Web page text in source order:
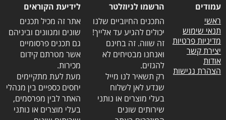
עמודים
ראשי
תנאי שימוש
מדיניות פרטיות
יצירת קשר
אודות
הצהרת נגישות
הרשמו לניוזלטר
התכנים החיוביים שלנו
יכולים להגיע עד אלייך!
זה שווה. זה בחינם
ואנחנו מבטיחים לא
להגזים.
רק תשאיר לנו מייל
שנדע לאן לשלוח
בעלי מוצרים או נותני
שירותים שונים
לידיעת הקוראים
אתר זה מכיל תכנים
שונים ומגוונים וביניהם
גם תכנים פרסומיים
אשר מטרתם קידום
מכירות.
מעת לעת מתקיימים
יחסים כספיים בין מנהלי
האתר לבין מפרסמים,
בעלי מוצרים או נותני